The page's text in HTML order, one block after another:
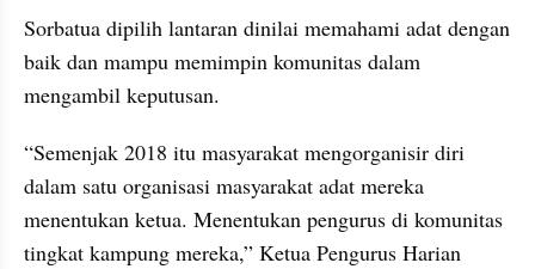
Sorbatua dipilih lantaran dinilai memahami adat dengan
baik dan mampu memimpin komunitas dalam
mengambil keputusan.
“Semenjak 2018 itu masyarakat mengorganisir diri
dalam satu organisasi masyarakat adat mereka
menentukan ketua. Menentukan pengurus di komunitas
tingkat kampung mereka,” Ketua Pengurus Harian